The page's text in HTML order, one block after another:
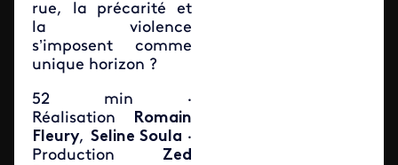
rue, la précarité et
la violence
s’imposent comme
unique horizon ?
52 min ·
Réalisation Romain
Fleury, Seline Soula ·
Production Zed